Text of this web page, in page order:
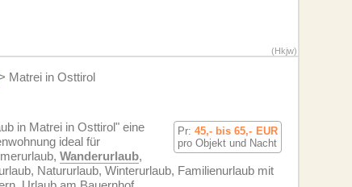
(Hkjw)
Matrei in Osttirol
Pr: 45,- bis 65,- EUR
pro Objekt und Nacht
in Matrei in Osttirol" eine
ideal für
Wanderurlaub,
Natururlaub, Winterurlaub, Familienurlaub mit